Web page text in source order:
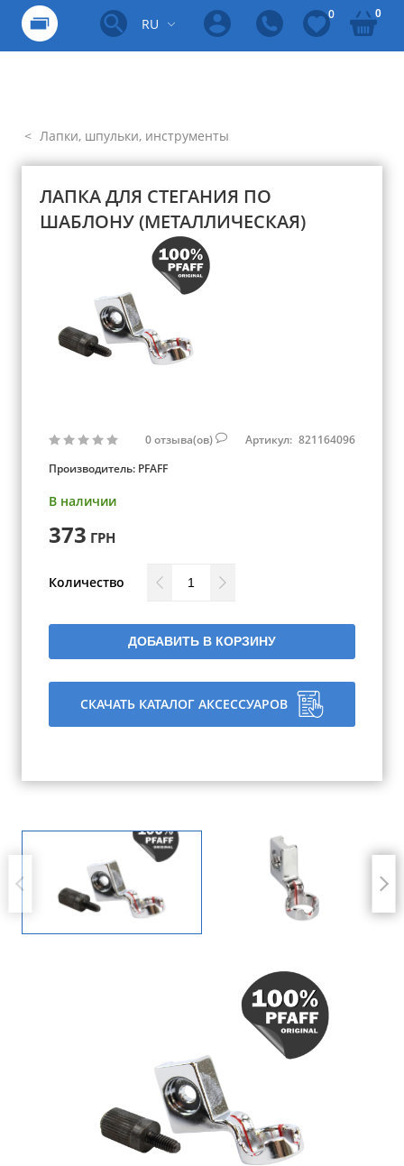
RU
0 0
Лапки, шпульки, инструменты
ЛАПКА ДЛЯ СТЕГАНИЯ ПО
ШАБЛОНУ (МЕТАЛЛИЧЕСКАЯ)
0отзыва(ов) Артикул: 821164096
Производитель: PFAFF
В наличии
373 ГРН
Количество
ДОБАВИТЬ В КОРЗИНУ
СКАЧАТЬ КАТАЛОГ АКСЕССУАРОВ